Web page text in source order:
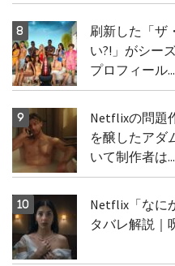
刷新した「ザ
い?!」がシー
プロフィール...
Netflixの問題
を醸したアダ
いて制作者は...
Netflix「なに
タバレ解説｜